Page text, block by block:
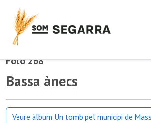
Foto 268
Bassa ànecs
Veure àlbum Un tomb pel municipi de